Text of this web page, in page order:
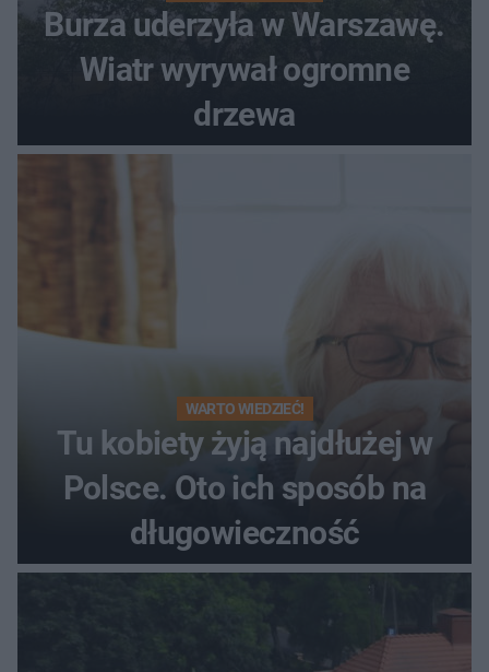
Burza uderzyła w Warszawę.
Wiatr wyrywał ogromne
drzewa
WARTO WIEDZIEĆ!
Tu kobiety żyją najdłużej w
Polsce. Oto ich sposób na
długowieczność